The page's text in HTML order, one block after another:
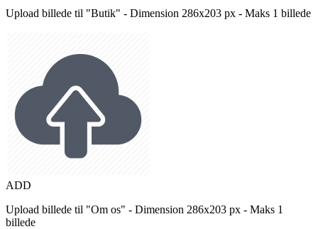
Upload billede til "Butik" - Dimension 286x203 px - Maks 1 billede
ADD
Upload billede til "Om os" - Dimension 286x203 px - Maks 1
billede